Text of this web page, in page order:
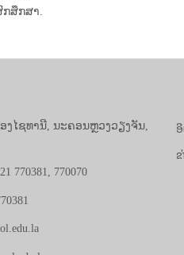
ສຶກສາ.
ງໄຊທານີ, ນະຄອນຫຼວງວຽງຈັນ,
770381, 770070